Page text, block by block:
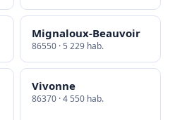
Mignaloux-Beauvoir
86550 · 5 229 hab.
Vivonne
86370 · 4 550 hab.